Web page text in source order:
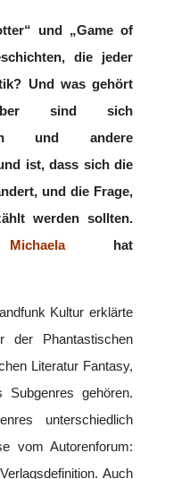
und „Game of
die jeder
Und was gehört
sind sich
und andere
ist, dass sich die
und die Frage,
werden sollten.
hat
Kultur erklärte
der Phantastischen
Literatur Fantasy,
Subgenres gehören.
unterschiedlich
vom Autorenforum:
Auch